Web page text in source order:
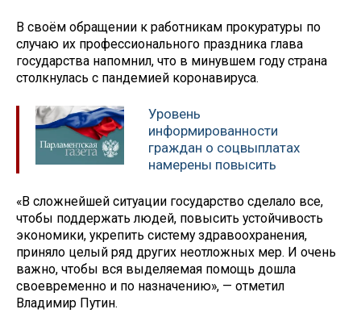
В своём обращении к работникам прокуратуры по
случаю их профессионального праздника глава
государства напомнил, что в минувшем году страна
столкнулась с пандемией коронавируса.
Уровень
информированности
граждан о соцвыплатах
намерены повысить
«В сложнейшей ситуации государство сделало все,
чтобы поддержать людей, повысить устойчивость
экономики, укрепить систему здравоохранения,
приняло целый ряд других неотложных мер. И очень
важно, чтобы вся выделяемая помощь дошла
своевременно и по назначению», — отметил
Владимир Путин.